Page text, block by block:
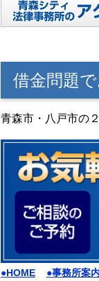
借金問題
青森市・八戸市の
●HOME ●事務所案